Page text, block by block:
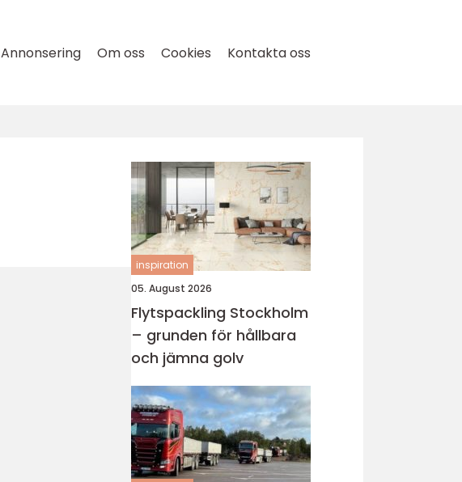
Annonsering Om oss Cookies Kontakta oss
inspiration
05. August 2026
Flytspackling Stockholm
– grunden för hållbara
och jämna golv